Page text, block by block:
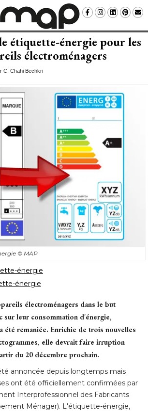
étiquette-énergie pour les
électroménagers
C. Chahi Bechkri
© MAP
énergie
énergie
électroménagers dans le but
leur consommation d'énergie,
été remaniée. Enrichie de trois nouvelles
elle devrait faire irruption
du 20 décembre prochain.
annoncée depuis longtemps mais
ont été officiellement confirmées par
Interprofessionnel des Fabricants
Ménager). L'étiquette-énergie,